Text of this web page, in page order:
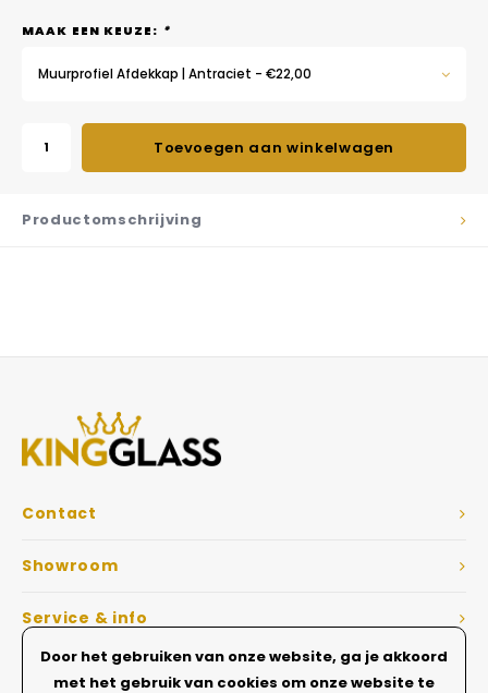
MAAK EEN KEUZE: *
Muurprofiel Afdekkap | Antraciet - €22,00
Toevoegen aan winkelwagen
Productomschrijving
Contact
Showroom
Service & info
Dé Glazen wanden specialist
Door het gebruiken van onze website, ga je akkoord
met het gebruik van cookies om onze website te